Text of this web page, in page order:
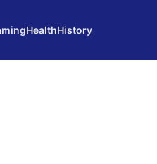
HealthHistory